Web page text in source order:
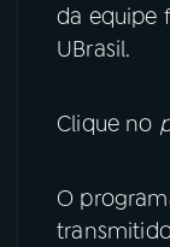
TikTok
da equipe
UBrasil.
Clique no
O